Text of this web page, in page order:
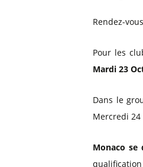
Rendez-
Pour les
Mardi 23
Dans le
Mercredi 24
Monaco se